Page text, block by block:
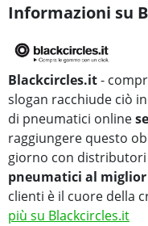
Informazioni su
Blackcircles.it-
slogan racchiude ciò
di pneumatici online
raggiungere questo
giorno con
pneumatici al miglior
clienti è il cuore della
più su Blackcircles.it